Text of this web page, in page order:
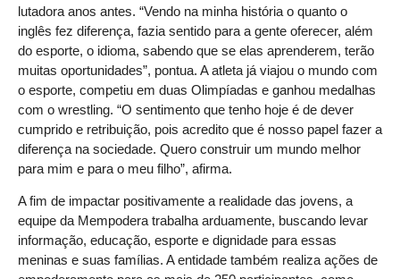
lutadora anos antes. “Vendo na minha história o quanto o
inglês fez diferença, fazia sentido para a gente oferecer, além
do esporte, o idioma, sabendo que se elas aprenderem, terão
muitas oportunidades”, pontua. A atleta já viajou o mundo com
o esporte, competiu em duas Olimpíadas e ganhou medalhas
com o wrestling. “O sentimento que tenho hoje é de dever
cumprido e retribuição, pois acredito que é nosso papel fazer a
diferença na sociedade. Quero construir um mundo melhor
para mim e para o meu filho”, afirma.
A fim de impactar positivamente a realidade das jovens, a
equipe da Mempodera trabalha arduamente, buscando levar
informação, educação, esporte e dignidade para essas
meninas e suas famílias. A entidade também realiza ações de